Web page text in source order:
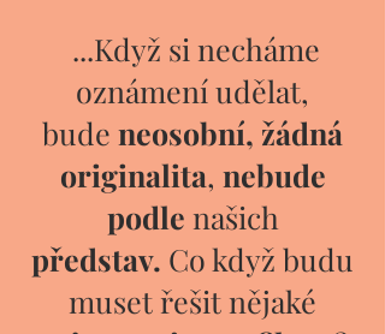
...Když si necháme
oznámení udělat,
bude neosobní, žádná
originalita, nebude
podle našich
představ. Co když budu
muset řešit nějaké